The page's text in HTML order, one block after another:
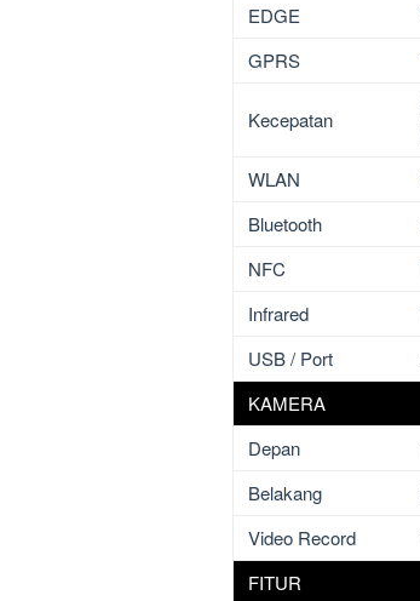
EDGE
GPRS
Kecepatan
WLAN
Bluetooth
NFC
Infrared
USB / Port
KAMERA
Depan
Belakang
Video Record
FITUR